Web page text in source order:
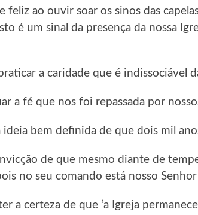
feliz ao ouvir soar os sinos das
é um sinal da presença da nossa
a caridade que é indissociável
a fé que nos foi repassada por
bem definida de que dois mil
de que mesmo diante de
no seu comando está nosso
a certeza de que ‘a Igreja